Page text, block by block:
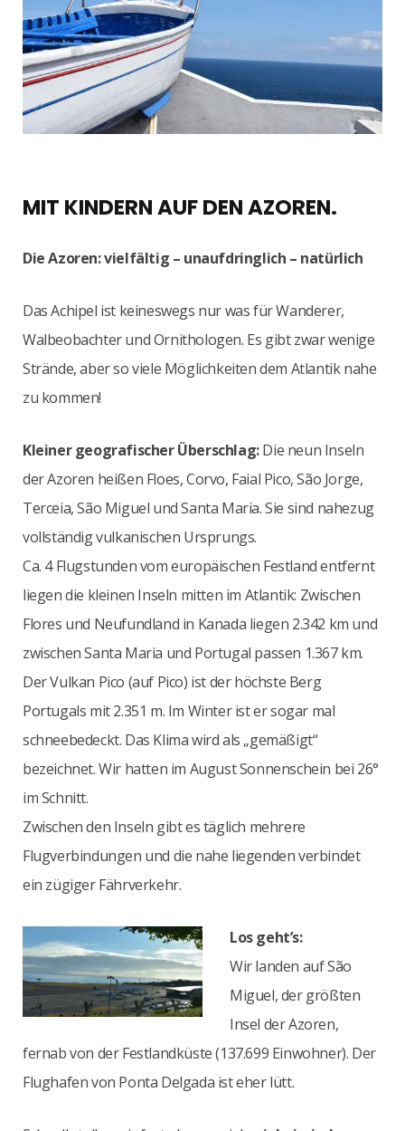
MIT KINDERN AUF DEN AZOREN.
Die Azoren: vielfältig – unaufdringlich – natürlich
Das Achipel ist keineswegs nur was für Wanderer,
Walbeobachter und Ornithologen. Es gibt zwar wenige
Strände, aber so viele Möglichkeiten dem Atlantik nahe
zu kommen!
Kleiner geografischer Überschlag:Die neun Inseln
der Azoren heißen Floes, Corvo, Faial Pico, São Jorge,
Terceia, São Miguel und Santa Maria. Sie sind nahezug
vollständig vulkanischen Ursprungs.
Ca. 4 Flugstunden vom europäischen Festland entfernt
liegen die kleinen Inseln mitten im Atlantik: Zwischen
Flores und Neufundland in Kanada liegen 2.342 km und
zwischen Santa Maria und Portugal passen 1.367 km.
Der Vulkan Pico (auf Pico) ist der höchste Berg
Portugals mit 2.351 m. Im Winter ist er sogar mal
schneebedeckt. Das Klima wird als „gemäßigt“
bezeichnet. Wir hatten im August Sonnenschein bei 26°
im Schnitt.
Zwischen den Inseln gibt es täglich mehrere
Flugverbindungen und die nahe liegenden verbindet
ein zügiger Fährverkehr.
Los geht’s:
Wir landen auf São
Miguel, der größten
Insel der Azoren,
fernab von der Festlandküste (137.699 Einwohner). Der
Flughafen von Ponta Delgada ist eher lütt.